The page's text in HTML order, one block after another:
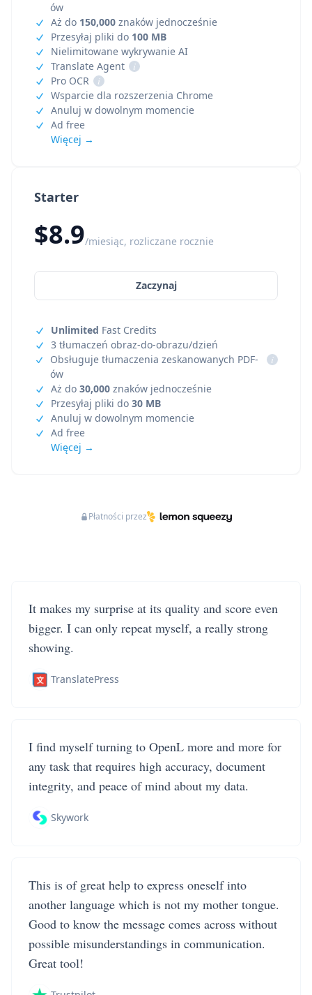
Starter
$8.9/miesiąc, rozliczane rocznie
Zaczynaj
Unlimited Fast Credits
3 tłumaczeń obraz-do-obrazu/dzień
Obsługuje tłumaczenia zeskanowanych PDF-
ów
i
Aż do 30,000 znaków jednocześnie
Przesyłaj pliki do 30 MB
Anuluj w dowolnym momencie
Ad free
Więcej →
ów
Aż do 150,000 znaków jednocześnie
Przesyłaj pliki do 100 MB
Nielimitowane wykrywanie AI
Translate Agent
i
Pro OCR
i
Wsparcie dla rozszerzenia Chrome
Anuluj w dowolnym momencie
Ad free
Więcej →
Płatności przez
It makes my surprise at its quality and score even
bigger. I can only repeat myself, a really strong
showing.
TranslatePress
I find myself turning to OpenL more and more for
any task that requires high accuracy, document
integrity, and peace of mind about my data.
Skywork
This is of great help to express oneself into
another language which is not my mother tongue.
Good to know the message comes across without
possible misunderstandings in communication.
Great tool!